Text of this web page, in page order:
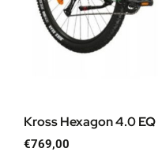
Kross Hexagon 4.0 EQ
€769,00